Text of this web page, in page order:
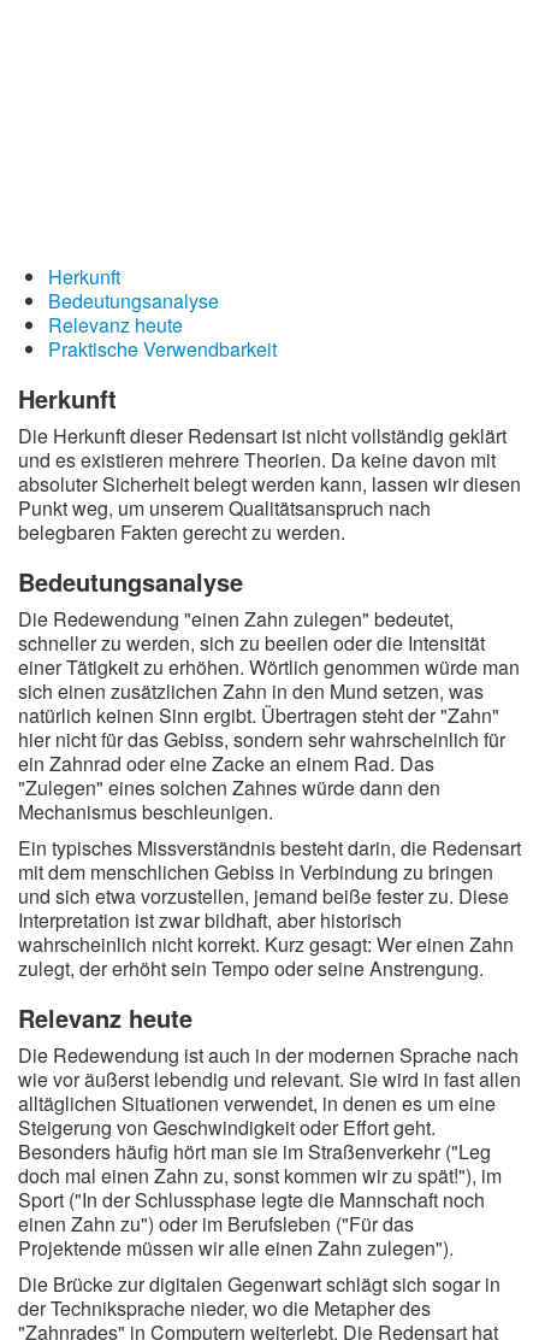
Sprichwörter
Deutsche Sprichwörter
Englische Sprichwörter
Lateinische Sprichwörter
Herkunft
Bedeutungsanalyse
Relevanz heute
Praktische Verwendbarkeit
Herkunft
Die Herkunft dieser Redensart ist nicht vollständig geklärt
und es existieren mehrere Theorien. Da keine davon mit
absoluter Sicherheit belegt werden kann, lassen wir diesen
Punkt weg, um unserem Qualitätsanspruch nach
belegbaren Fakten gerecht zu werden.
Bedeutungsanalyse
Die Redewendung "einen Zahn zulegen" bedeutet,
schneller zu werden, sich zu beeilen oder die Intensität
einer Tätigkeit zu erhöhen. Wörtlich genommen würde man
sich einen zusätzlichen Zahn in den Mund setzen, was
natürlich keinen Sinn ergibt. Übertragen steht der "Zahn"
hier nicht für das Gebiss, sondern sehr wahrscheinlich für
ein Zahnrad oder eine Zacke an einem Rad. Das
"Zulegen" eines solchen Zahnes würde dann den
Mechanismus beschleunigen.
Ein typisches Missverständnis besteht darin, die Redensart
mit dem menschlichen Gebiss in Verbindung zu bringen
und sich etwa vorzustellen, jemand beiße fester zu. Diese
Interpretation ist zwar bildhaft, aber historisch
wahrscheinlich nicht korrekt. Kurz gesagt: Wer einen Zahn
zulegt, der erhöht sein Tempo oder seine Anstrengung.
Relevanz heute
Die Redewendung ist auch in der modernen Sprache nach
wie vor äußerst lebendig und relevant. Sie wird in fast allen
alltäglichen Situationen verwendet, in denen es um eine
Steigerung von Geschwindigkeit oder Effort geht.
Besonders häufig hört man sie im Straßenverkehr ("Leg
doch mal einen Zahn zu, sonst kommen wir zu spät!"), im
Sport ("In der Schlussphase legte die Mannschaft noch
einen Zahn zu") oder im Berufsleben ("Für das
Projektende müssen wir alle einen Zahn zulegen").
Die Brücke zur digitalen Gegenwart schlägt sich sogar in
der Techniksprache nieder, wo die Metapher des
"Zahnrades" in Computern weiterlebt. Die Redensart hat